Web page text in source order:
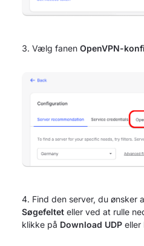
Vælg fanen OpenVPN-
Find den server, du ønsker
Søgefeltet eller ved at rulle
klikke på Download UDP eller